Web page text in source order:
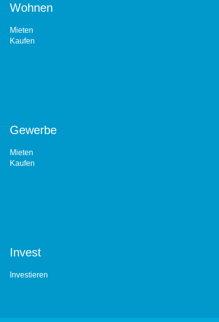
Wohnen
Mieten
Kaufen
Gewerbe
Mieten
Kaufen
Invest
Investieren